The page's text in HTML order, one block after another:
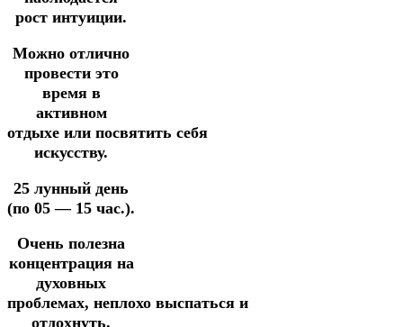
рост интуиции.
Можно отлично
провести это
время в
активном
отдыхе или посвятить себя
искусству.
25 лунный день
(по 05 — 15 час.).
Очень полезна
концентрация на
духовных
проблемах, неплохо выспаться и
отдохнуть.